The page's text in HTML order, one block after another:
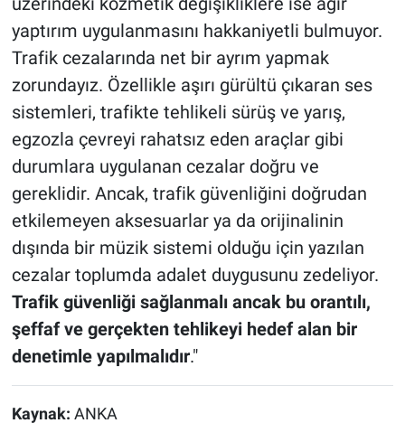
yaptırım uygulanmasını hakkaniyetli bulmuyor.
Trafik cezalarında net bir ayrım yapmak
zorundayız. Özellikle aşırı gürültü çıkaran ses
sistemleri, trafikte tehlikeli sürüş ve yarış,
egzozla çevreyi rahatsız eden araçlar gibi
durumlara uygulanan cezalar doğru ve
gereklidir. Ancak, trafik güvenliğini doğrudan
etkilemeyen aksesuarlar ya da orijinalinin
dışında bir müzik sistemi olduğu için yazılan
cezalar toplumda adalet duygusunu zedeliyor.
Trafik güvenliği sağlanmalı ancak bu orantılı,
şeffaf ve gerçekten tehlikeyi hedef alan bir
denetimle yapılmalıdır."
Kaynak: ANKA